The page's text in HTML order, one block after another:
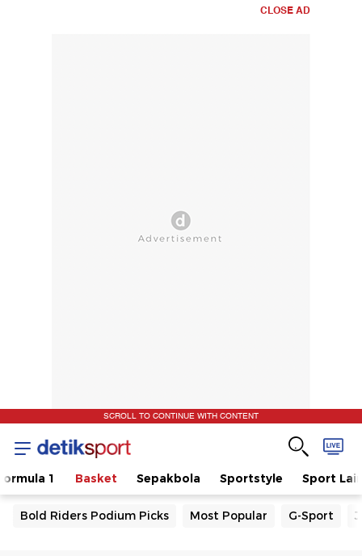
CLOSE AD
SCROLL TO CONTINUE WITH CONTENT
1 Basket Sepakbola Sportstyle Sport
Bold Riders Podium Picks Most Popular G-Sport